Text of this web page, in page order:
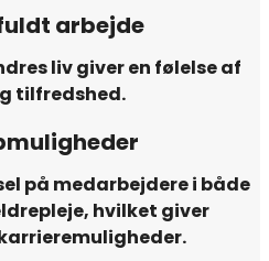
arbejde
liv giver en følelse af
tilfredshed.
på medarbejdere i både
hvilket giver